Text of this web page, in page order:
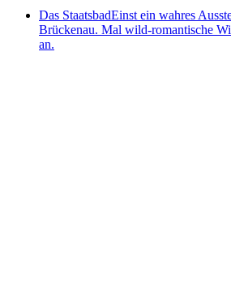
Das StaatsbadEinst ein wahres
Brückenau. Mal wild-romantische
an.